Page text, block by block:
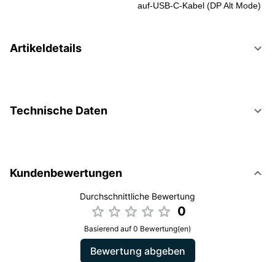
auf-USB-C-Kabel (DP Alt Mode)
Artikeldetails
Technische Daten
Kundenbewertungen
Durchschnittliche Bewertung
0
Basierend auf 0 Bewertung(en)
Bewertung abgeben